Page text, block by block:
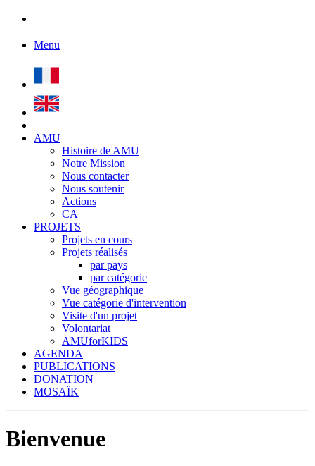
Menu
AMU
Histoire de AMU
Notre Mission
Nous contacter
Nous soutenir
Actions
CA
PROJETS
Projets en cours
Projets réalisés
par pays
par catégorie
Vue géographique
Vue catégorie d'intervention
Visite d'un projet
Volontariat
AMUforKIDS
AGENDA
PUBLICATIONS
DONATION
MOSAÏK
Bienvenue